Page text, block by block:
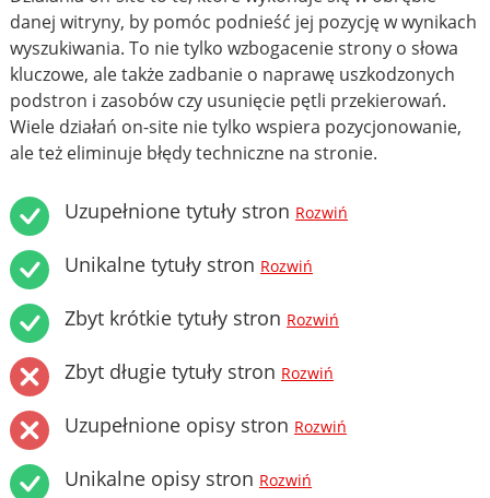
danej witryny, by pomóc podnieść jej pozycję w wynikach
wyszukiwania. To nie tylko wzbogacenie strony o słowa
kluczowe, ale także zadbanie o naprawę uszkodzonych
podstron i zasobów czy usunięcie pętli przekierowań.
Wiele działań on-site nie tylko wspiera pozycjonowanie,
ale też eliminuje błędy techniczne na stronie.
Uzupełnione tytuły stron Rozwiń
Unikalne tytuły stron Rozwiń
Zbyt krótkie tytuły stron Rozwiń
Zbyt długie tytuły stron Rozwiń
Uzupełnione opisy stron Rozwiń
Unikalne opisy stron Rozwiń